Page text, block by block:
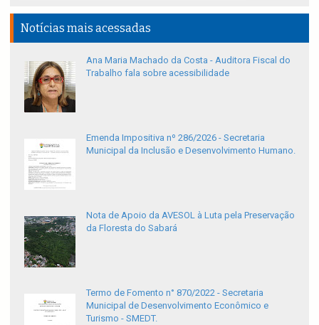
Notícias mais acessadas
Ana Maria Machado da Costa - Auditora Fiscal do
Trabalho fala sobre acessibilidade
Emenda Impositiva nº 286/2026 - Secretaria
Municipal da Inclusão e Desenvolvimento Humano.
Nota de Apoio da AVESOL à Luta pela Preservação
da Floresta do Sabará
Termo de Fomento n° 870/2022 - Secretaria
Municipal de Desenvolvimento Econômico e
Turismo - SMEDT.